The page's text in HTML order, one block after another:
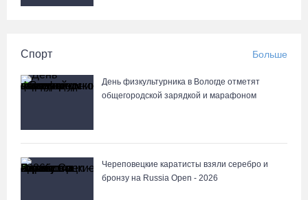
Спорт Больше
День физкультурника в Вологде отметят
общегородской зарядкой и марафоном
Череповецкие каратисты взяли серебро и
бронзу на Russia Open - 2026